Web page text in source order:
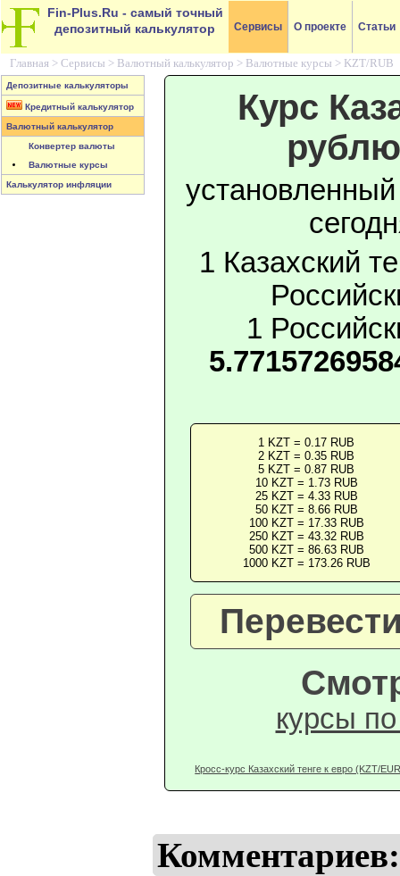
Fin-Plus.Ru - самый точный
депозитный калькулятор
Сервисы О проекте Статьи
Главная > Сервисы > Валютный калькулятор > Валютные курсы > KZT/RUB
Депозитные калькуляторы
Кредитный калькулятор
Валютный калькулятор
Конвертер валюты
Валютные курсы
Калькулятор инфляции
Курс
1 Казахский
1
1 KZT = 0.17 RUB
2 KZT = 0.35 RUB
5 KZT = 0.87 RUB
10 KZT = 1.73 RUB
25 KZT = 4.33 RUB
50 KZT = 8.66 RUB
100 KZT = 17.33 RUB
250 KZT = 43.32 RUB
500 KZT = 86.63 RUB
1000 KZT = 173.26 RUB
курсы
Кросс-курс Казахский тенге к евро (KZT/